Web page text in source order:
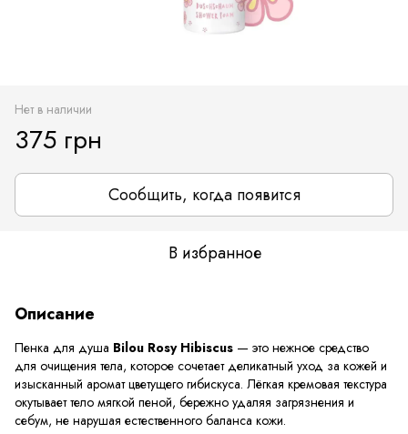
Нет в наличии
375 грн
Сообщить, когда появится
В избранное
Описание
Пенка для душа Bilou Rosy Hibiscus — это нежное средство
для очищения тела, которое сочетает деликатный уход за кожей и
изысканный аромат цветущего гибискуса. Лёгкая кремовая текстура
окутывает тело мягкой пеной, бережно удаляя загрязнения и
себум, не нарушая естественного баланса кожи.